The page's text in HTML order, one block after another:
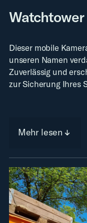
Watchtower
Dieser mobile
unseren Namen
Zuverlässig und
zur Sicherung Ihres
Mehr lesen